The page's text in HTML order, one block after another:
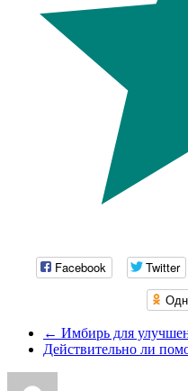
Facebook Twitter
← Имбирь для
Действительно ли